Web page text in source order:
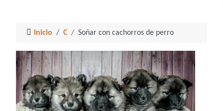
Inicio C Soñar con cachorros de perro